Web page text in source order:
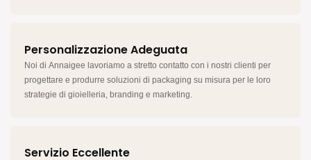
Personalizzazione Adeguata
Noi di Annaigee lavoriamo a stretto contatto con i nostri clienti per
progettare e produrre soluzioni di packaging su misura per le loro
strategie di gioielleria, branding e marketing.
Servizio Eccellente